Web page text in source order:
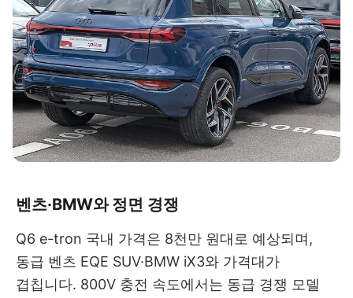
벤츠·BMW와 정면 경쟁
Q6 e-tron 국내 가격은 8천만 원대로 예상되며,
동급 벤츠 EQE SUV·BMW iX3와 가격대가
겹칩니다. 800V 충전 속도에서는 동급 경쟁 모델